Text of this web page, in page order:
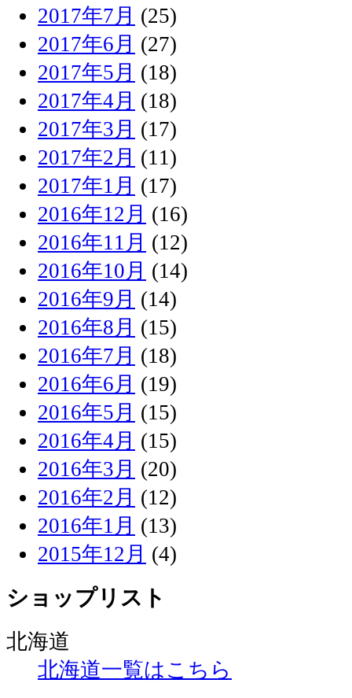
2017年7月 (25)
2017年6月 (27)
2017年5月 (18)
2017年4月 (18)
2017年3月 (17)
2017年2月 (11)
2017年1月 (17)
2016年12月 (16)
2016年11月 (12)
2016年10月 (14)
2016年9月 (14)
2016年8月 (15)
2016年7月 (18)
2016年6月 (19)
2016年5月 (15)
2016年4月 (15)
2016年3月 (20)
2016年2月 (12)
2016年1月 (13)
2015年12月 (4)
ショップリスト
北海道
北海道一覧はこちら